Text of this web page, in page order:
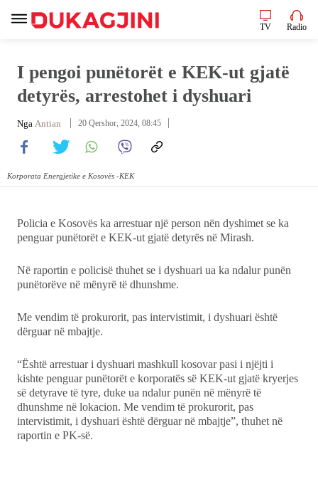
Pikëpamje
Art Jete
Showbiz
Ekonomi
Teknologji
Udhëtime
DuVideo
TV Radio
I pengoi punëtorët e KEK-ut gjatë
detyrës, arrestohet i dyshuari
Nga Antian 20 Qershor, 2024, 08:45
Korporata Energjetike e Kosovës -KEK
Policia e Kosovës ka arrestuar një person nën dyshimet se ka
penguar punëtorët e KEK-ut gjatë detyrës në Mirash.
Në raportin e policisë thuhet se i dyshuari ua ka ndalur punën
punëtorëve në mënyrë të dhunshme.
Me vendim të prokurorit, pas intervistimit, i dyshuari është
dërguar në mbajtje.
“Është arrestuar i dyshuari mashkull kosovar pasi i njëjti i
kishte penguar punëtorët e korporatës së KEK-ut gjatë kryerjes
së detyrave të tyre, duke ua ndalur punën në mënyrë të
dhunshme në lokacion. Me vendim të prokurorit, pas
intervistimit, i dyshuari është dërguar në mbajtje”, thuhet në
raportin e PK-së.